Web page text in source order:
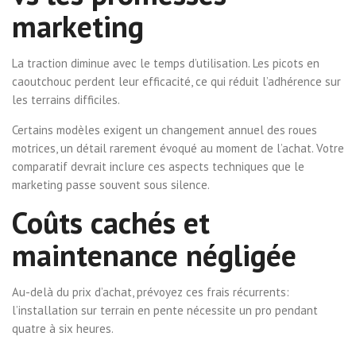
marketing
La traction diminue avec le temps d’utilisation. Les picots en
caoutchouc perdent leur efficacité, ce qui réduit l’adhérence sur
les terrains difficiles.
Certains modèles exigent un changement annuel des roues
motrices, un détail rarement évoqué au moment de l’achat. Votre
comparatif devrait inclure ces aspects techniques que le
marketing passe souvent sous silence.
Coûts cachés et
maintenance négligée
Au-delà du prix d’achat, prévoyez ces frais récurrents:
l’installation sur terrain en pente nécessite un pro pendant
quatre à six heures.